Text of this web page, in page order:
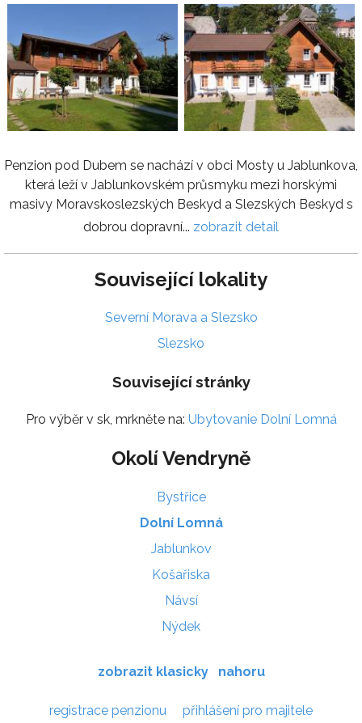
Penzion pod Dubem se nachází v obci Mosty u Jablunkova,
která leží v Jablunkovském průsmyku mezi horskými
masivy Moravskoslezských Beskyd a Slezských Beskyd s
dobrou dopravní... zobrazit detail
Související lokality
Severní Morava a Slezsko
Slezsko
Související stránky
Pro výběr v sk, mrkněte na: Ubytovanie Dolní Lomná
Okolí Vendryně
Bystřice
Dolní Lomná
Jablunkov
Košařiska
Návsí
Nýdek
zobrazit klasicky nahoru
registrace penzionu přihlášení pro majitele